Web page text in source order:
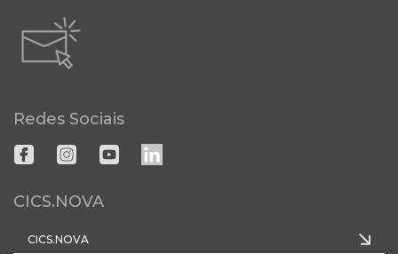
Redes Sociais
CICS.NOVA
CICS.NOVA